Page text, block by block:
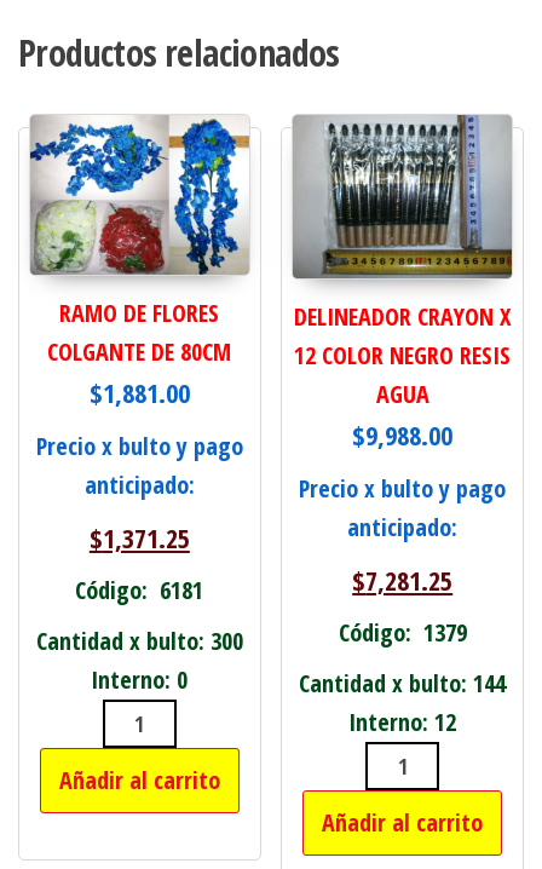
Productos relacionados
RAMO DE FLORES
COLGANTE DE 80CM
$1,881.00
Precio x bulto y pago
anticipado:
$1,371.25
Código: 6181
Cantidad x bulto: 300
Interno: 0
RAMO DE FLORES COLGANTE DE
Añadir al carrito
DELINEADOR CRAYON X
12 COLOR NEGRO RESIS
AGUA
$9,988.00
Precio x bulto y pago
anticipado:
$7,281.25
Código: 1379
Cantidad x bulto: 144
Interno: 12
DELINEADOR
Añadir al carrito